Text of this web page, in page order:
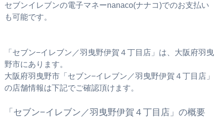
セブンイレブンの電子マネーnanaco(ナナコ)でのお支払い
も可能です。
「セブン−イレブン／羽曳野伊賀４丁目店」は、大阪府羽曳
野市にあります。
大阪府羽曳野市「セブン−イレブン／羽曳野伊賀４丁目店」
の店舗情報は下記でご確認頂けます。
「セブン−イレブン／羽曳野伊賀４丁目店」の概要